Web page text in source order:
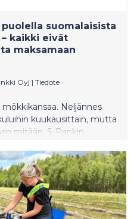
suomalaisista
kaikki eivät
maksamaan
Oyj | Tiedote
Neljännes
kuukausittain, mutta
mitään. S-Pankin
talouden pitämiseksi
tullut kevennys on
ja toteuttamaan
rakentamista.